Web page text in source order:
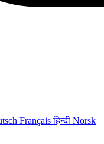
Françaisहिन्दी Norsk